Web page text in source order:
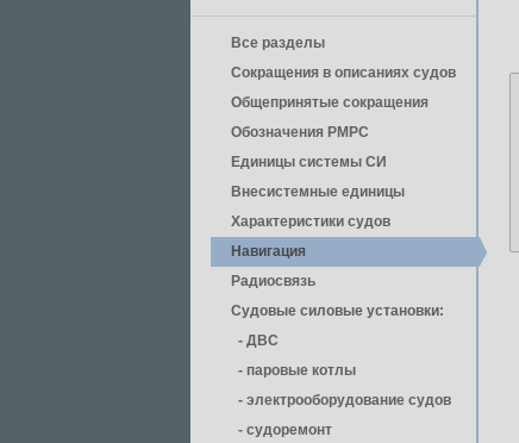
Все разделы
Сокращения в описаниях судов
Общепринятые сокращения
Обозначения РМРС
Единицы cистемы СИ
Внесистемные единицы
Характеристики судов
Навигация
Радиосвязь
Судовые силовые установки:
- ДВС
- паровые котлы
- электрооборудование судов
- cудоремонт